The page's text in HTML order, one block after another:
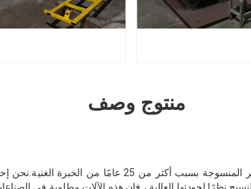
منتوج وصف
نحن محترفون في آلات تقويم الأقمشة غير المنسوجة بسبب